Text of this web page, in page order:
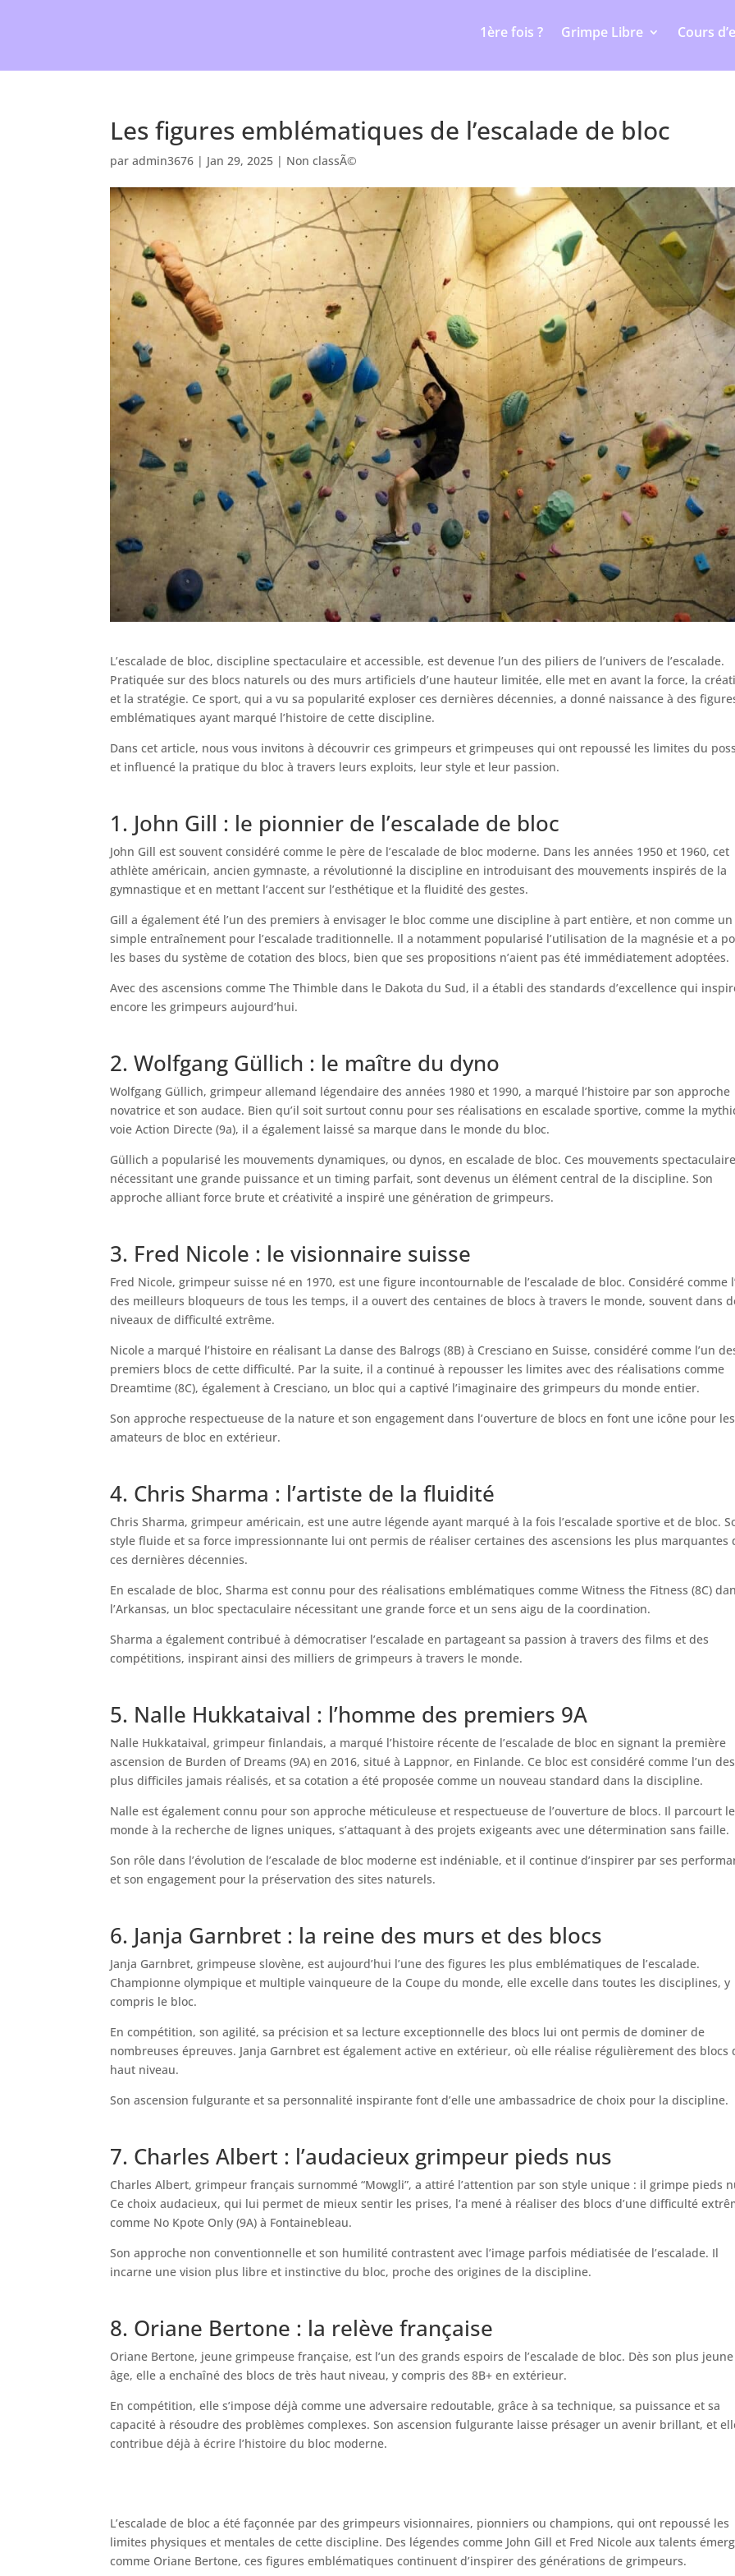
1ère fois ? Grimpe Libre Cours
Les figures emblématiques de l’escalade de bloc
paradmin3676 | Jan 29, 2025 | Non classÃ©
L’escalade de bloc, discipline spectaculaire et accessible, est devenue l’un des piliers de l’univers de l’escalade.
Pratiquée sur des blocs naturels ou des murs artificiels d’une hauteur limitée, elle met en avant la force, la
et la stratégie. Ce sport, qui a vu sa popularité exploser ces dernières décennies, a donné naissance à des
emblématiques ayant marqué l’histoire de cette discipline.
Dans cet article, nous vous invitons à découvrir ces grimpeurs et grimpeuses qui ont repoussé les limites du
et influencé la pratique du bloc à travers leurs exploits, leur style et leur passion.
1. John Gill : le pionnier de l’escalade de bloc
John Gill est souvent considéré comme le père de l’escalade de bloc moderne. Dans les années 1950 et 1960, cet
athlète américain, ancien gymnaste, a révolutionné la discipline en introduisant des mouvements inspirés de la
gymnastique et en mettant l’accent sur l’esthétique et la fluidité des gestes.
Gill a également été l’un des premiers à envisager le bloc comme une discipline à part entière, et non comme un
simple entraînement pour l’escalade traditionnelle. Il a notamment popularisé l’utilisation de la magnésie et a
les bases du système de cotation des blocs, bien que ses propositions n’aient pas été immédiatement adoptées.
Avec des ascensions comme The Thimble dans le Dakota du Sud, il a établi des standards d’excellence qui
encore les grimpeurs aujourd’hui.
2. Wolfgang Güllich : le maître du dyno
Wolfgang Güllich, grimpeur allemand légendaire des années 1980 et 1990, a marqué l’histoire par son approche
novatrice et son audace. Bien qu’il soit surtout connu pour ses réalisations en escalade sportive, comme la
voie Action Directe (9a), il a également laissé sa marque dans le monde du bloc.
Güllich a popularisé les mouvements dynamiques, ou dynos, en escalade de bloc. Ces mouvements
nécessitant une grande puissance et un timing parfait, sont devenus un élément central de la discipline. Son
approche alliant force brute et créativité a inspiré une génération de grimpeurs.
3. Fred Nicole : le visionnaire suisse
Fred Nicole, grimpeur suisse né en 1970, est une figure incontournable de l’escalade de bloc. Considéré comme
des meilleurs bloqueurs de tous les temps, il a ouvert des centaines de blocs à travers le monde, souvent dans
niveaux de difficulté extrême.
Nicole a marqué l’histoire en réalisant La danse des Balrogs (8B) à Cresciano en Suisse, considéré comme l’un
premiers blocs de cette difficulté. Par la suite, il a continué à repousser les limites avec des réalisations comme
Dreamtime (8C), également à Cresciano, un bloc qui a captivé l’imaginaire des grimpeurs du monde entier.
Son approche respectueuse de la nature et son engagement dans l’ouverture de blocs en font une icône pour les
amateurs de bloc en extérieur.
4. Chris Sharma : l’artiste de la fluidité
Chris Sharma, grimpeur américain, est une autre légende ayant marqué à la fois l’escalade sportive et de bloc.
style fluide et sa force impressionnante lui ont permis de réaliser certaines des ascensions les plus marquantes
ces dernières décennies.
En escalade de bloc, Sharma est connu pour des réalisations emblématiques comme Witness the Fitness (8C)
l’Arkansas, un bloc spectaculaire nécessitant une grande force et un sens aigu de la coordination.
Sharma a également contribué à démocratiser l’escalade en partageant sa passion à travers des films et des
compétitions, inspirant ainsi des milliers de grimpeurs à travers le monde.
5. Nalle Hukkataival : l’homme des premiers 9A
Nalle Hukkataival, grimpeur finlandais, a marqué l’histoire récente de l’escalade de bloc en signant la première
ascension de Burden of Dreams (9A) en 2016, situé à Lappnor, en Finlande. Ce bloc est considéré comme l’un des
plus difficiles jamais réalisés, et sa cotation a été proposée comme un nouveau standard dans la discipline.
Nalle est également connu pour son approche méticuleuse et respectueuse de l’ouverture de blocs. Il parcourt le
monde à la recherche de lignes uniques, s’attaquant à des projets exigeants avec une détermination sans faille.
Son rôle dans l’évolution de l’escalade de bloc moderne est indéniable, et il continue d’inspirer par ses
et son engagement pour la préservation des sites naturels.
6. Janja Garnbret : la reine des murs et des blocs
Janja Garnbret, grimpeuse slovène, est aujourd’hui l’une des figures les plus emblématiques de l’escalade.
Championne olympique et multiple vainqueure de la Coupe du monde, elle excelle dans toutes les disciplines, y
compris le bloc.
En compétition, son agilité, sa précision et sa lecture exceptionnelle des blocs lui ont permis de dominer de
nombreuses épreuves. Janja Garnbret est également active en extérieur, où elle réalise régulièrement des blocs
haut niveau.
Son ascension fulgurante et sa personnalité inspirante font d’elle une ambassadrice de choix pour la discipline.
7. Charles Albert : l’audacieux grimpeur pieds nus
Charles Albert, grimpeur français surnommé “Mowgli”, a attiré l’attention par son style unique : il grimpe pieds
Ce choix audacieux, qui lui permet de mieux sentir les prises, l’a mené à réaliser des blocs d’une difficulté
comme No Kpote Only (9A) à Fontainebleau.
Son approche non conventionnelle et son humilité contrastent avec l’image parfois médiatisée de l’escalade. Il
incarne une vision plus libre et instinctive du bloc, proche des origines de la discipline.
8. Oriane Bertone : la relève française
Oriane Bertone, jeune grimpeuse française, est l’un des grands espoirs de l’escalade de bloc. Dès son plus jeune
âge, elle a enchaîné des blocs de très haut niveau, y compris des 8B+ en extérieur.
En compétition, elle s’impose déjà comme une adversaire redoutable, grâce à sa technique, sa puissance et sa
capacité à résoudre des problèmes complexes. Son ascension fulgurante laisse présager un avenir brillant, et
contribue déjà à écrire l’histoire du bloc moderne.
L’escalade de bloc a été façonnée par des grimpeurs visionnaires, pionniers ou champions, qui ont repoussé les
limites physiques et mentales de cette discipline. Des légendes comme John Gill et Fred Nicole aux talents
comme Oriane Bertone, ces figures emblématiques continuent d’inspirer des générations de grimpeurs.
COURS COLLECTIFS 2026 - 2027 : les inscriptions sont ouvertes !